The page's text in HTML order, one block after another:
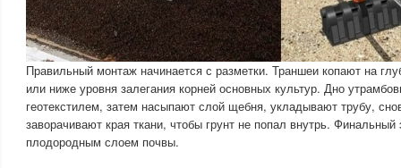
Правильный монтаж начинается с разметки. Траншеи копают на
или ниже уровня залегания корней основных культур. Дно
геотекстилем, затем насыпают слой щебня, укладывают трубу,
заворачивают края ткани, чтобы грунт не попал внутрь.
плодородным слоем почвы.